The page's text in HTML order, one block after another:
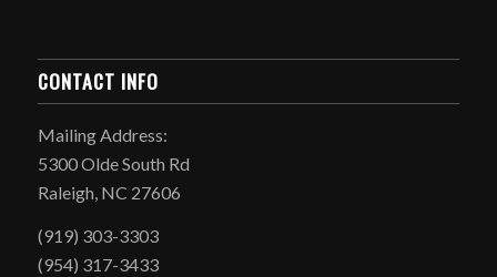
CONTACT INFO
Mailing Address:
5300 Olde South Rd
Raleigh, NC 27606
(919) 303-3303
(954) 317-3433